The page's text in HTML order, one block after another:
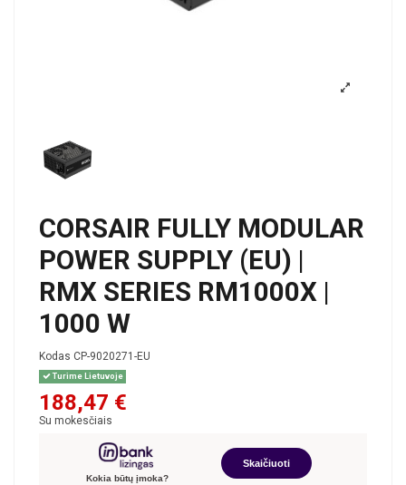
CORSAIR FULLY MODULAR
POWER SUPPLY (EU) |
RMX SERIES RM1000X |
1000 W
Kodas CP-9020271-EU
Turime Lietuvoje
188,47 €
Su mokesčiais
Kokia būtų įmoka?
Skaičiuoti